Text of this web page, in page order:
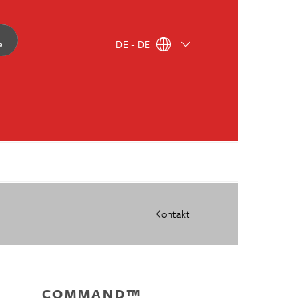
DE - DE
Kontakt
COMMAND™